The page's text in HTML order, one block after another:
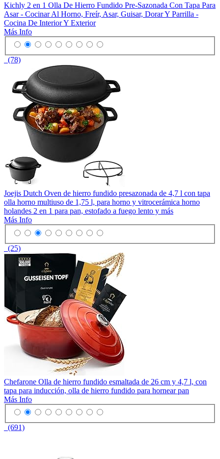
Kichly 2 en 1 Olla De Hierro Fundido Pre-Sazonada Con Tapa Para
Asar - Cocinar Al Horno, Freír, Asar, Guisar, Dorar Y Parrilla -
Cocina De Interior Y Exterior
Más Info
(78)
Joejis Dutch Oven de hierro fundido presazonada de 4,7 l con tapa
olla horno multiuso de 1,75 l, para horno y vitrocerámica horno
holandes 2 en 1 para pan, estofado a fuego lento y más
Más Info
(25)
Chefarone Olla de hierro fundido esmaltada de 26 cm y 4,7 l, con
tapa para inducción, olla de hierro fundido para hornear pan
Más Info
(691)